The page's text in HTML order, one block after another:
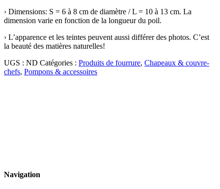
› Dimensions: S = 6 à 8 cm de diamètre / L = 10 à 13 cm. La
dimension varie en fonction de la longueur du poil.
› L’apparence et les teintes peuvent aussi différer des photos. C’est
la beauté des matières naturelles!
UGS : ND Catégories : Produits de fourrure, Chapeaux & couvre-
chefs, Pompons & accessoires
Navigation